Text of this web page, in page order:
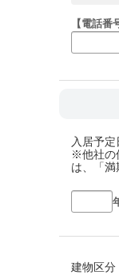
【電話番
入居予定
※他社の
は、「
建物区分